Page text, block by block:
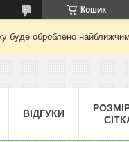
Кошик
буде оброблено
ВІДГУКИ